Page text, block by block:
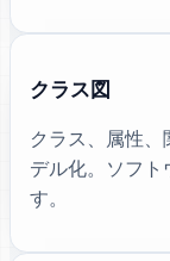
クラス図
クラス、属性
デル化。ソフト
す。